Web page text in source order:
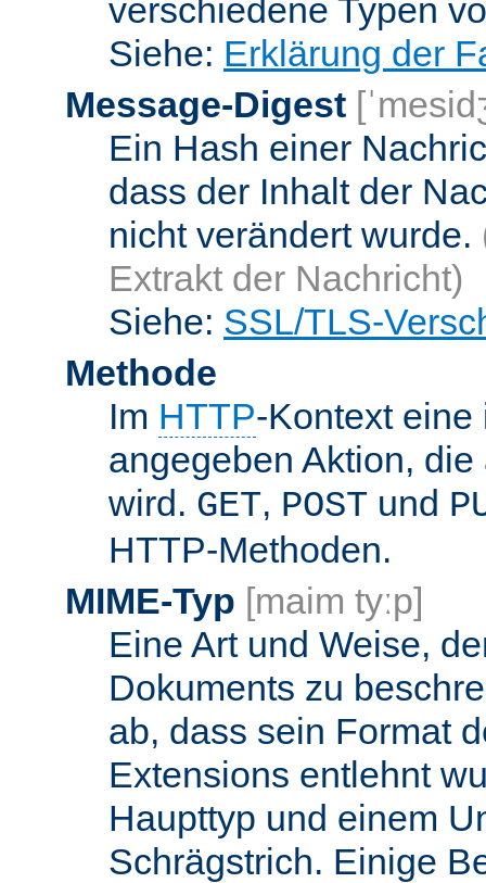
verschiedene Typen
Siehe: Erklärung der
Message-Digest
Ein Hash einer
dass der Inhalt der
nicht verändert wurde.
Extrakt der Nachricht)
Siehe: SSL/TLS-
Methode
Im HTTP-Kontext eine
angegeben Aktion,
wird. GET, POST und
HTTP-Methoden.
MIME-Typ [maim tyːp]
Eine Art und Weise,
Dokuments zu
ab, dass sein Format
Extensions entlehnt
Haupttyp und einem
Schrägstrich. Einige